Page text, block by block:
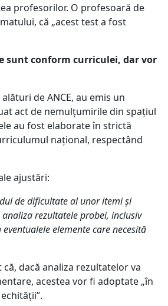
profesorilor. O profesoară de
că „acest test a fost
sunt conform curriculei, dar vor
de ANCE, au emis un
act de nemulțumirile din spațiul
au fost elaborate în strictă
național, respectând
ajustări:
de dificultate al unor itemi și
rezultatele probei, inclusiv
elemente care necesită
dacă analiza rezultatelor va
acestea vor fi adoptate „în